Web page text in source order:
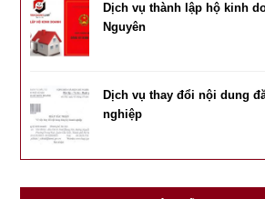
Dịch vụ thành lập hộ kinh
Nguyên
Dịch vụ thay đổi nội dung
nghiệp